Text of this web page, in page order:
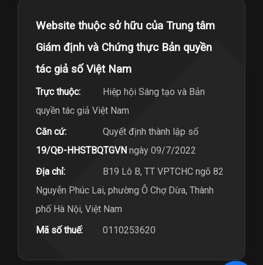
Website thuộc sở hữu của Trung tâm
Giám định và Chứng thực Bản quyền
tác giả số Việt Nam
Trực thuộc:
Hiệp hội Sáng tạo và Bản
quyền tác giả Việt Nam
Căn cứ:
Quyết định thành lập số
19/QĐ-HHSTBQTGVN ngày 09/7/2022
Địa chỉ:
B19 Lô B, TT VPTCHC ngõ 82
Nguyễn Phúc Lai, phường Ô Chợ Dừa, Thành
phố Hà Nội, Việt Nam
Mã số thuế:
0110253620